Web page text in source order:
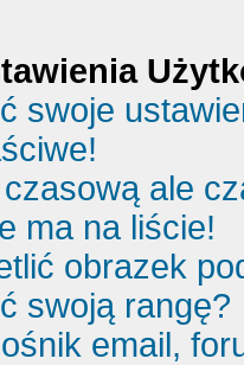
swoje
ale
ma na liście!
obrazek
swoją rangę?
email,